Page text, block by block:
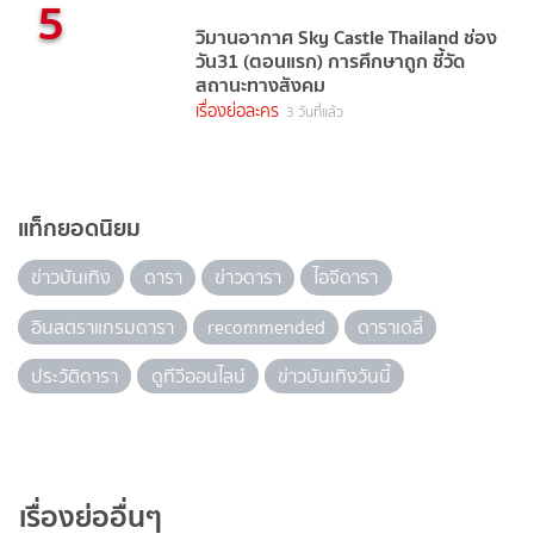
5 วิมานอากาศ Sky Castle Thailand ช่อง
วัน31 (ตอนแรก) การศึกษาถูก ชี้วัด
สถานะทางสังคม
เรื่องย่อละคร 3 วันที่แล้ว
แท็กยอดนิยม
ข่าวบันเทิง ดารา ข่าวดารา
ไอจีดารา
อินสตราแกรมดารา
recommended
ดาราเดลี่
ประวัติดารา
ดูทีวีออนไลน์ ข่าวบันเทิงวันนี้
เรื่องย่ออื่นๆ